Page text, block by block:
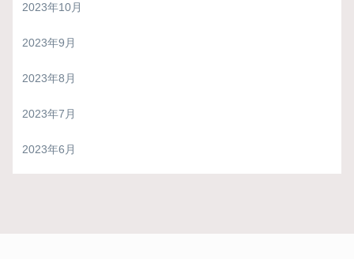
2023年10月
2023年9月
2023年8月
2023年7月
2023年6月